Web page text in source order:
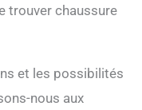
trouver chaussure
et les possibilités
nous aux